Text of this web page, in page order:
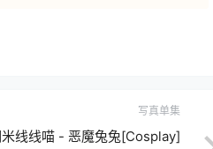
写真单集
线线喵 - 恶魔兔兔[Cosplay]